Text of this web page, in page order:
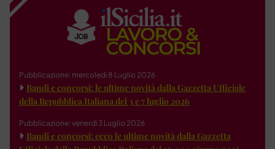
Pubblicazione: mercoledì 8 Luglio 2026
Bandi e concorsi: le ultime novità dalla Gazzetta Ufficiale
della Repubblica Italiana del 3 e 7 luglio 2026
Pubblicazione: venerdì 3 Luglio 2026
Bandi e concorsi: ecco le ultime novità dalla Gazzetta